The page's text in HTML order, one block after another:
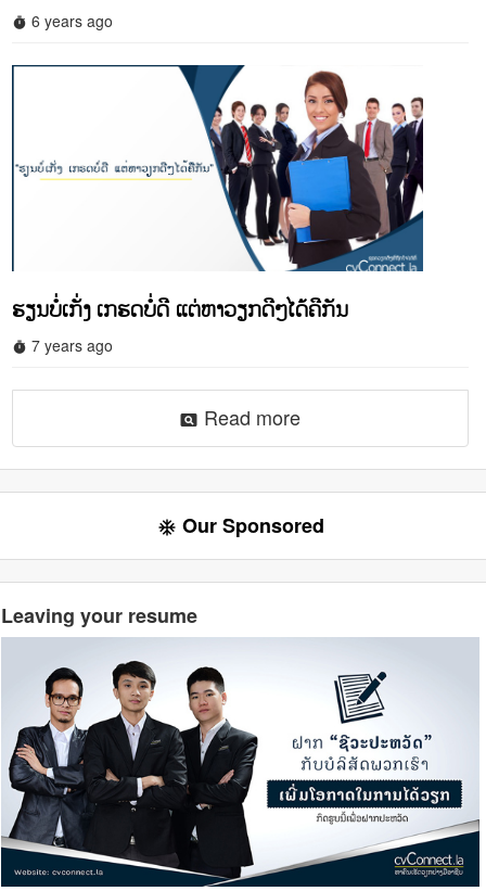
timer 6 years ago
ຮຽນບໍ່ເກັ່ງ ເກຮດບໍ່ດີ ແຕ່ຫາວຽກດີໆໄດ້ຄືກັນ
timer 7 years ago
pageview Read more
ac_unit Our Sponsored
Leaving your resume